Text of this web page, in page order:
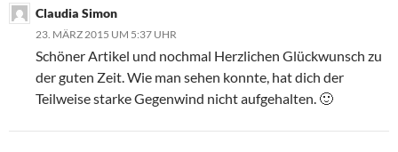
Claudia Simon
23. MÄRZ 2015 UM 5:37 UHR
Schöner Artikel und nochmal Herzlichen Glückwunsch zu
der guten Zeit. Wie man sehen konnte, hat dich der
Teilweise starke Gegenwind nicht aufgehalten. 🙂